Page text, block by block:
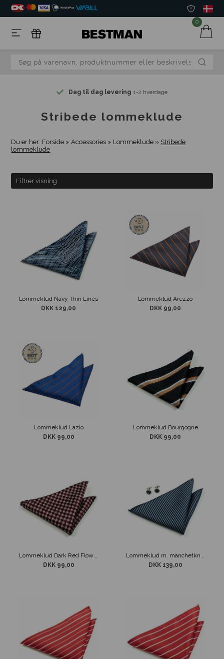
0
Dag til dag levering 1-2 hverdage
Stribede lommeklude
Du er her: Forside »Accessories » Lommeklude » Stribede
lommeklude
Filtrer visning
Lommeklud Navy Thin Lines
DKK 129,00
Lommeklud Arezzo
DKK 99,00
Lommeklud Lazio
DKK 99,00
Lommeklud Bourgogne
DKK 99,00
Lommeklud Dark Red Flower
DKK 99,00
Lommeklud m. manchetknapper navy/blå
DKK 139,00